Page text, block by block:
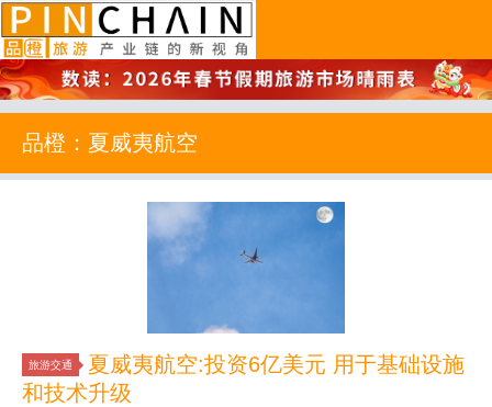
品橙旅游
品橙：夏威夷航空
旅游交通
夏威夷航空:投资6亿美元 用于基础设施
和技术升级